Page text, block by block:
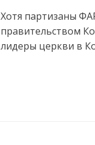
Хотя партизаны
правительством
лидеры церкви в